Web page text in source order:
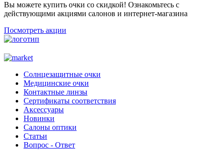
Вы можете купить очки со скидкой! Ознакомьтесь с
действующими акциями салонов и интернет-магазина
Посмотреть акции
Солнцезащитные очки
Медицинские очки
Контактные линзы
Сертификаты соответствия
Аксессуары
Новинки
Салоны оптики
Статьи
Вопрос - Ответ